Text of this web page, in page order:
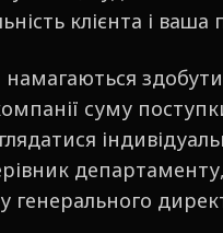
клієнта і
намагаються
суму
генерального